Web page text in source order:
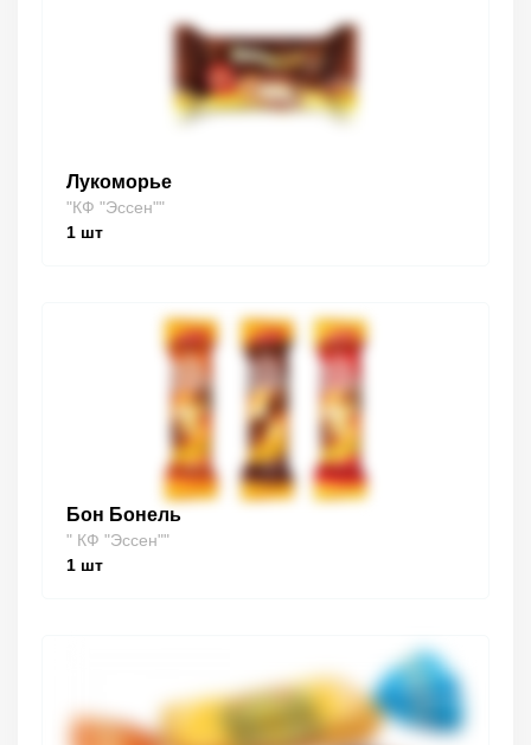
Лукоморье
"КФ "Эссен""
1 шт
Бон Бонель
" КФ "Эссен""
1 шт